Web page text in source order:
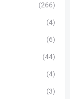
(266)
(4)
(6)
(44)
(4)
(3)